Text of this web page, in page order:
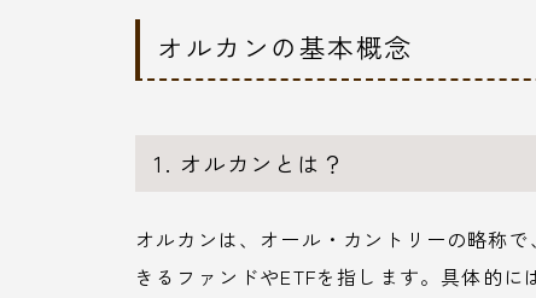
オルカンの基本概念
1. オルカンとは？
オルカンは、オール・カントリーの略称
きるファンドやETFを指します。具体的